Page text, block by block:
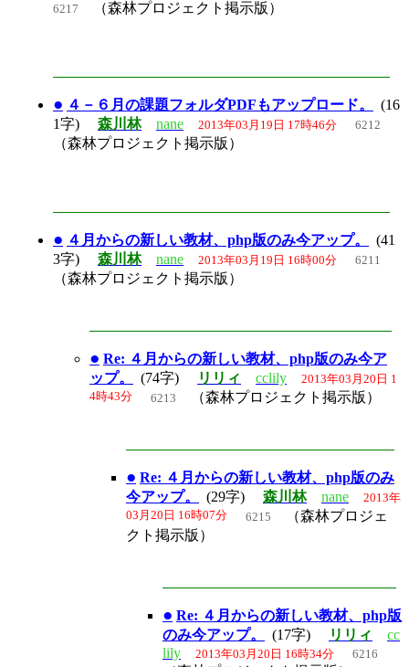
6217 （森林プロジェクト掲示版）
● ４－６月の課題フォルダPDFもアップロード。
(16
1字) 森川林 nane 2013年03月19日 17時46分 6212
（森林プロジェクト掲示版）
● ４月からの新しい教材、php版のみ今アップ。
(41
3字) 森川林 nane 2013年03月19日 16時00分 6211
（森林プロジェクト掲示版）
● Re: ４月からの新しい教材、php版のみ今ア
ップ。
(74字) リリィ cclily 2013年03月20日 1
4時43分 6213 （森林プロジェクト掲示版）
● Re: ４月からの新しい教材、php版のみ
今アップ。
(29字) 森川林 nane 2013年
03月20日 16時07分 6215
（森林プロジェ
クト掲示版）
● Re: ４月からの新しい教材、php版
のみ今アップ。
(17字) リリィ
cc
lily
2013年03月20日 16時34分 6216